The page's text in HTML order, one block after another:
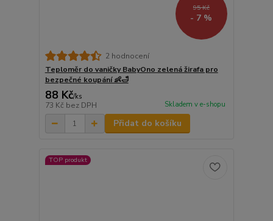
95 Kč
- 7 %
2 hodnocení
Teploměr do vaničky BabyOno zelená žirafa pro
bezpečné koupání 👶🛁
88 Kč/ks
73 Kč bez DPH Skladem v e-shopu
Přidat do košíku
TOP produkt